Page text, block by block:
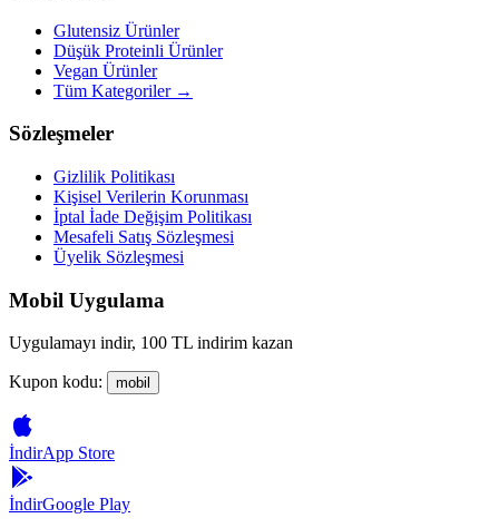
Glutensiz Ürünler
Düşük Proteinli Ürünler
Vegan Ürünler
Tüm Kategoriler →
Sözleşmeler
Gizlilik Politikası
Kişisel Verilerin Korunması
İptal İade Değişim Politikası
Mesafeli Satış Sözleşmesi
Üyelik Sözleşmesi
Mobil Uygulama
Uygulamayı indir, 100 TL indirim kazan
Kupon kodu: mobil
İndirApp Store
İndirGoogle Play